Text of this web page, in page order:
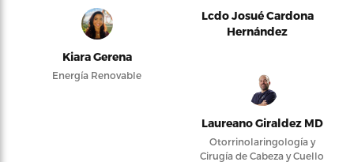
Kiara Gerena
Energía Renovable
Lcdo Josué Cardona
Hernández
Laureano Giraldez MD
Otorrinolaringología y
Cirugía de Cabeza y Cuello